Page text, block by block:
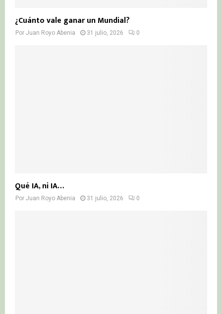
¿Cuánto vale ganar un Mundial?
Por Juan Royo Abenia 31 julio, 2026 0
Qué IA, ni IA…
Por Juan Royo Abenia 31 julio, 2026 0